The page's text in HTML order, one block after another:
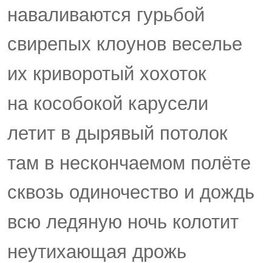
наваливаются гурьбой
свирепых клоунов веселье
их криворотый хохоток
на кособокой карусели
летит в дырявый потолок
там в нескончаемом полёте
сквозь одиночество и дождь
всю ледяную ночь колотит
неутихающая дрожь